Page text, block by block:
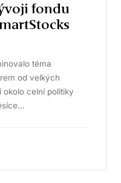
fondu
téma
od velkých
celní politiky